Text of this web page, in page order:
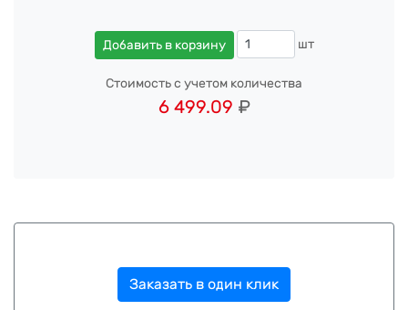
Добавить в корзину шт
Стоимость с учетом количества
6 499.09 ₽
Заказать в один клик